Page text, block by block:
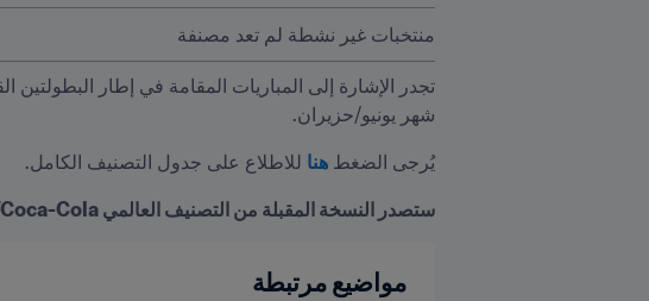
منتخبات غير نشطة لم تعد مصنفة
شهر يونيو/حزيران.
يُرجى الضغط هنا للاطلاع على جدول التصنيف الكامل.
ستصدر النسخة المقبلة من التصنيف العالمي FIFA/Coca-Cola بتاريخ 18 يوليو/تموز.
مواضيع مرتبطة